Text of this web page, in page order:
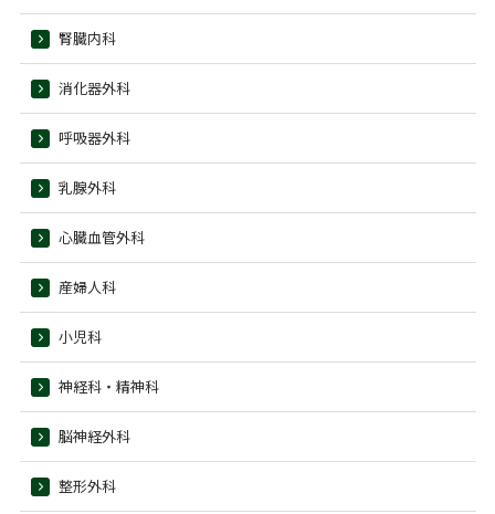
腎臓内科
消化器外科
呼吸器外科
乳腺外科
心臓血管外科
産婦人科
小児科
神経科・精神科
脳神経外科
整形外科